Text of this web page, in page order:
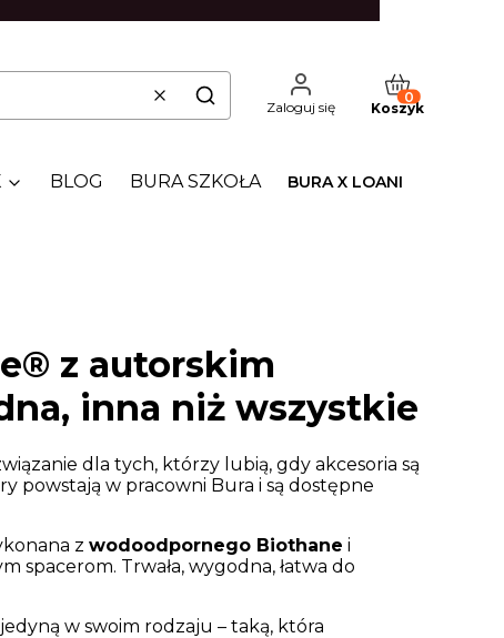
WyczyśćSzukaj Zaloguj się
Produkty w
Koszyk
BLOG BURA SZKOŁA BURA X LOANI
z autorskim
inna niż wszystkie
dla tych, którzy lubią, gdy akcesoria są
powstają w pracowni Bura i są dostępne
z wodoodpornego Biothane i
spacerom. Trwała, wygodna, łatwa do
w swoim rodzaju – taką, która